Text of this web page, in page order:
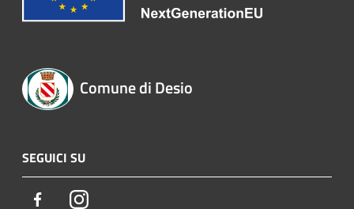
Comune di Desio
SEGUICI SU
FacebookInstagram